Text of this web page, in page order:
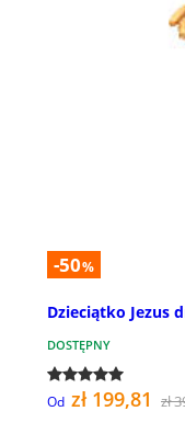
-50%
Dzieciątko Jezus
DOSTĘPNY
Od zł 199,81 zł